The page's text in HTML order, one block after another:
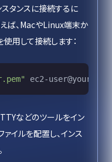
タンスに接続するに
えば、MacやLinux端末か
用して接続します：
などのツールをイン
イルを配置し、インス